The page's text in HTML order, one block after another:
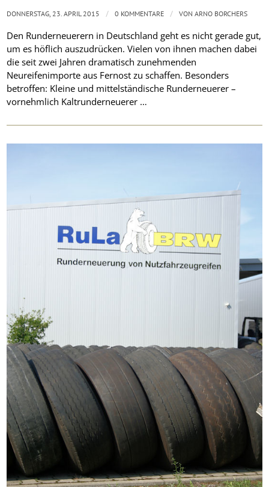
Den Runderneuerern in Deutschland geht es nicht gerade gut,
um es höflich auszudrücken. Vielen von ihnen machen dabei
die seit zwei Jahren dramatisch zunehmenden
Neureifenimporte aus Fernost zu schaffen. Besonders
betroffen: Kleine und mittelständische Runderneuerer –
vornehmlich Kaltrunderneuerer …
DONNERSTAG, 23. APRIL 2015 / 0 KOMMENTARE / VONARNO BORCHERS